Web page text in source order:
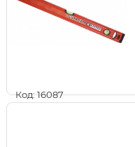
Код: 16087